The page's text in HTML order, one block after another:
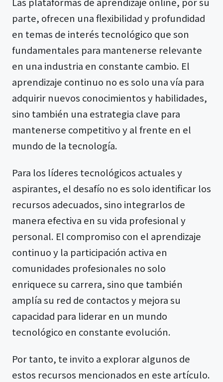
parte, ofrecen una flexibilidad y profundidad
en temas de interés tecnológico que son
fundamentales para mantenerse relevante
en una industria en constante cambio. El
aprendizaje continuo no es solo una vía para
adquirir nuevos conocimientos y habilidades,
sino también una estrategia clave para
mantenerse competitivo y al frente en el
mundo de la tecnología.
Para los líderes tecnológicos actuales y
aspirantes, el desafío no es solo identificar los
recursos adecuados, sino integrarlos de
manera efectiva en su vida profesional y
personal. El compromiso con el aprendizaje
continuo y la participación activa en
comunidades profesionales no solo
enriquece su carrera, sino que también
amplía su red de contactos y mejora su
capacidad para liderar en un mundo
tecnológico en constante evolución.
Por tanto, te invito a explorar algunos de
estos recursos mencionados en este artículo.